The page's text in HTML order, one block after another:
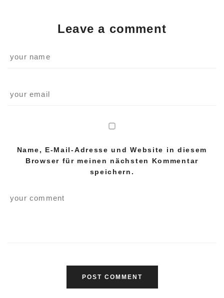
Leave a comment
Name, E-Mail-Adresse und Website in diesem
Browser für meinen nächsten Kommentar
speichern.